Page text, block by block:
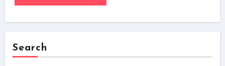
Search